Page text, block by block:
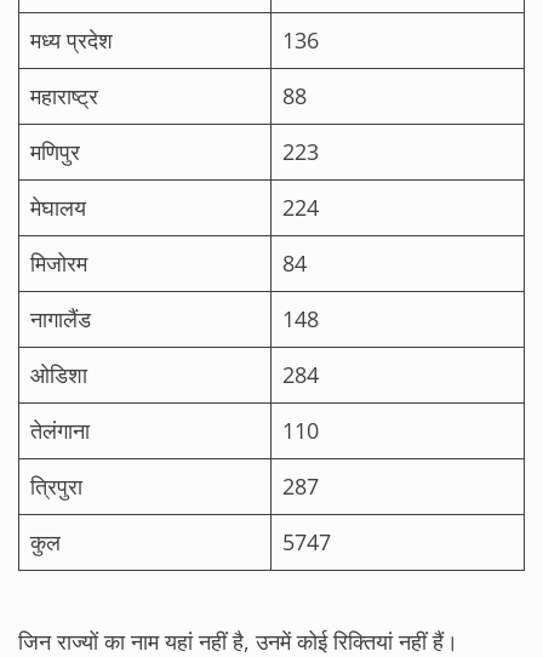
मध्य प्रदेश
136
महाराष्ट्र
88
मणिपुर
223
मेघालय
224
मिजोरम
84
नागालैंड
148
ओडिशा
284
तेलंगाना
110
त्रिपुरा
287
कुल
5747
जिन राज्यों का नाम यहां नहीं है, उनमें कोई रिक्तियां नहीं हैं।